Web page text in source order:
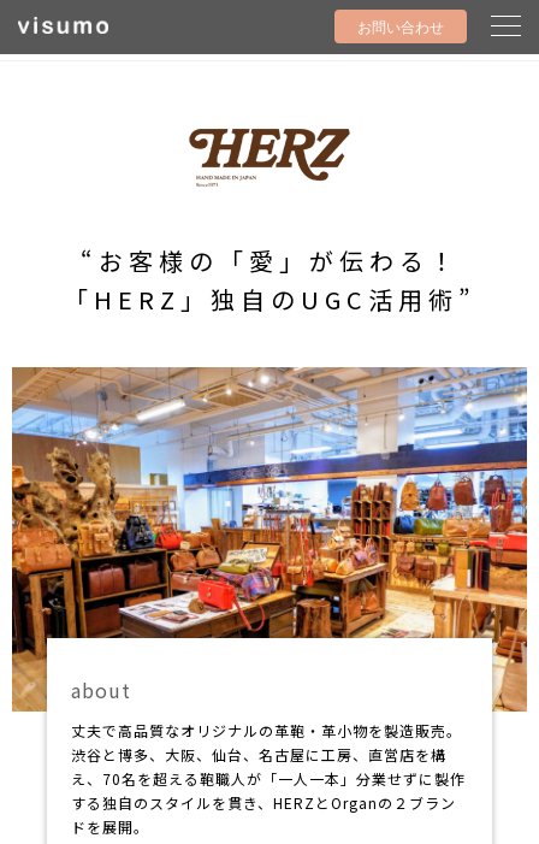
お問い合わせ
visumo ビジュモ
お客様の「愛」が伝わる！「HERZ」独自のUGC活用術
“お客様の「愛」が伝わる！
「HERZ」独自のUGC活用術”
about
丈夫で高品質なオリジナルの革鞄・革小物を製造販売。
渋谷と博多、大阪、仙台、名古屋に工房、直営店を構
え、70名を超える鞄職人が「一人一本」分業せずに製作
する独自のスタイルを貫き、HERZとOrganの２ブラン
ドを展開。